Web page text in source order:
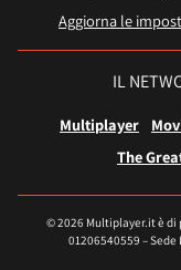
Aggiorna le
IL
Multiplayer
The
© 2026 Multiplayer.it è di
01206540559 – Sede